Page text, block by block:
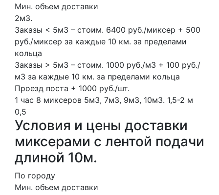
Мин. объем доставки
2м3.
Заказы < 5м3 – стоим. 6400 руб./миксер + 500
руб./миксер за каждые 10 км. за пределами
кольца
Заказы > 5м3 – стоим. 1000 руб./м3 + 100 руб./
м3 за каждые 10 км. за пределами кольца
Проезд поста + 1000 руб./шт.
1 час 8 миксеров 5м3, 7м3, 9м3, 10м3. 1,5-2 м
0,5
Условия и цены доставки
миксерами с лентой подачи
длиной 10м.
По городу
Мин. объем доставки